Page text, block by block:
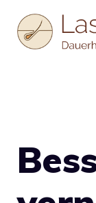
Inhalt
springen